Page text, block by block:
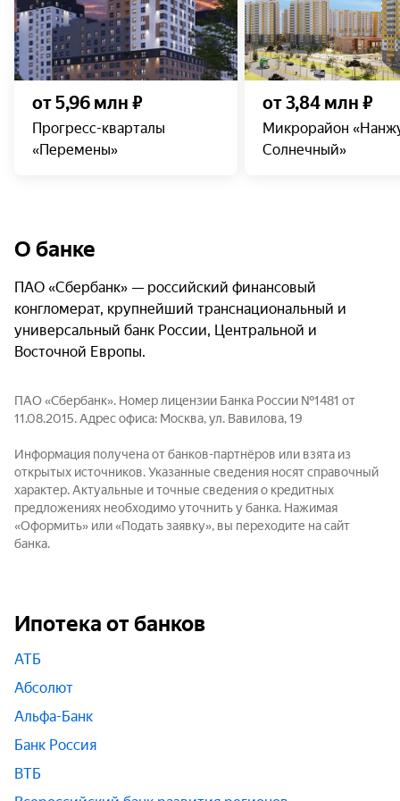
от 5,96 млн ₽
Прогресс-кварталы
«Перемены»
от 3,84 млн ₽
Микрорайон
Солнечный»
О банке
ПАО «Сбербанк» — российский финансовый
конгломерат, крупнейший транснациональный и
универсальный банк России, Центральной и
Восточной Европы.
ПАО «Сбербанк». Номер лицензии Банка России №1481 от
11.08.2015. Адрес офиса: Москва, ул. Вавилова, 19
Информация получена от банков-партнёров или взята из
открытых источников. Указанные сведения носят справочный
характер. Актуальные и точные сведения о кредитных
предложениях необходимо уточнить у банка. Нажимая
«Оформить» или «Подать заявку», вы переходите на сайт
банка.
Ипотека от банков
АТБ
Абсолют
Альфа-Банк
Банк Россия
ВТБ